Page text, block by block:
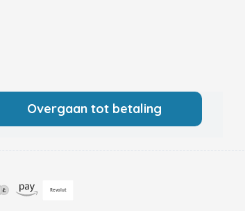
Overgaan tot betaling